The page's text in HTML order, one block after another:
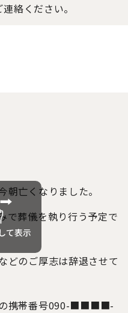
ください。
亡くなりました。
で葬儀を執り行う予定で
どのご厚志は辞退させて
の携帯番号090-■■■■-